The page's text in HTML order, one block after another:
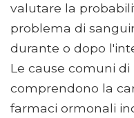
valutare la
problema di
durante o dopo
Le cause comuni
comprendono la
farmaci ormonali